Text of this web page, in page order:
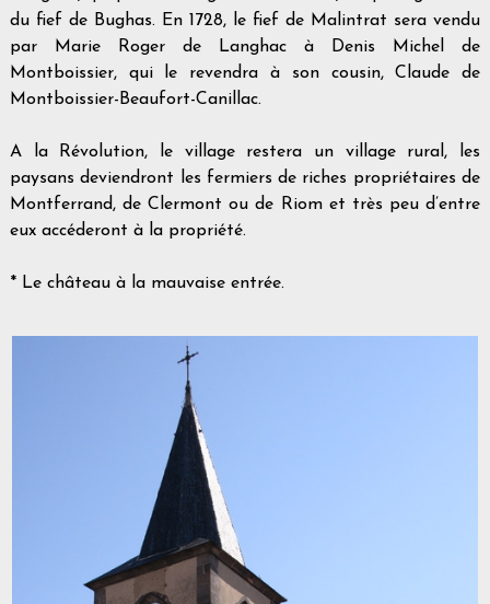
du fief de Bughas. En 1728, le fief de Malintrat sera vendu
par Marie Roger de Langhac à Denis Michel de
Montboissier, qui le revendra à son cousin, Claude de
Montboissier-Beaufort-Canillac.
A la Révolution, le village restera un village rural, les
paysans deviendront les fermiers de riches propriétaires de
Montferrand, de Clermont ou de Riom et très peu d’entre
eux accéderont à la propriété.
* Le château à la mauvaise entrée.